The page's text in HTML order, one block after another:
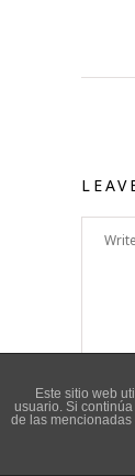
Este sitio web
usuario. Si
de las